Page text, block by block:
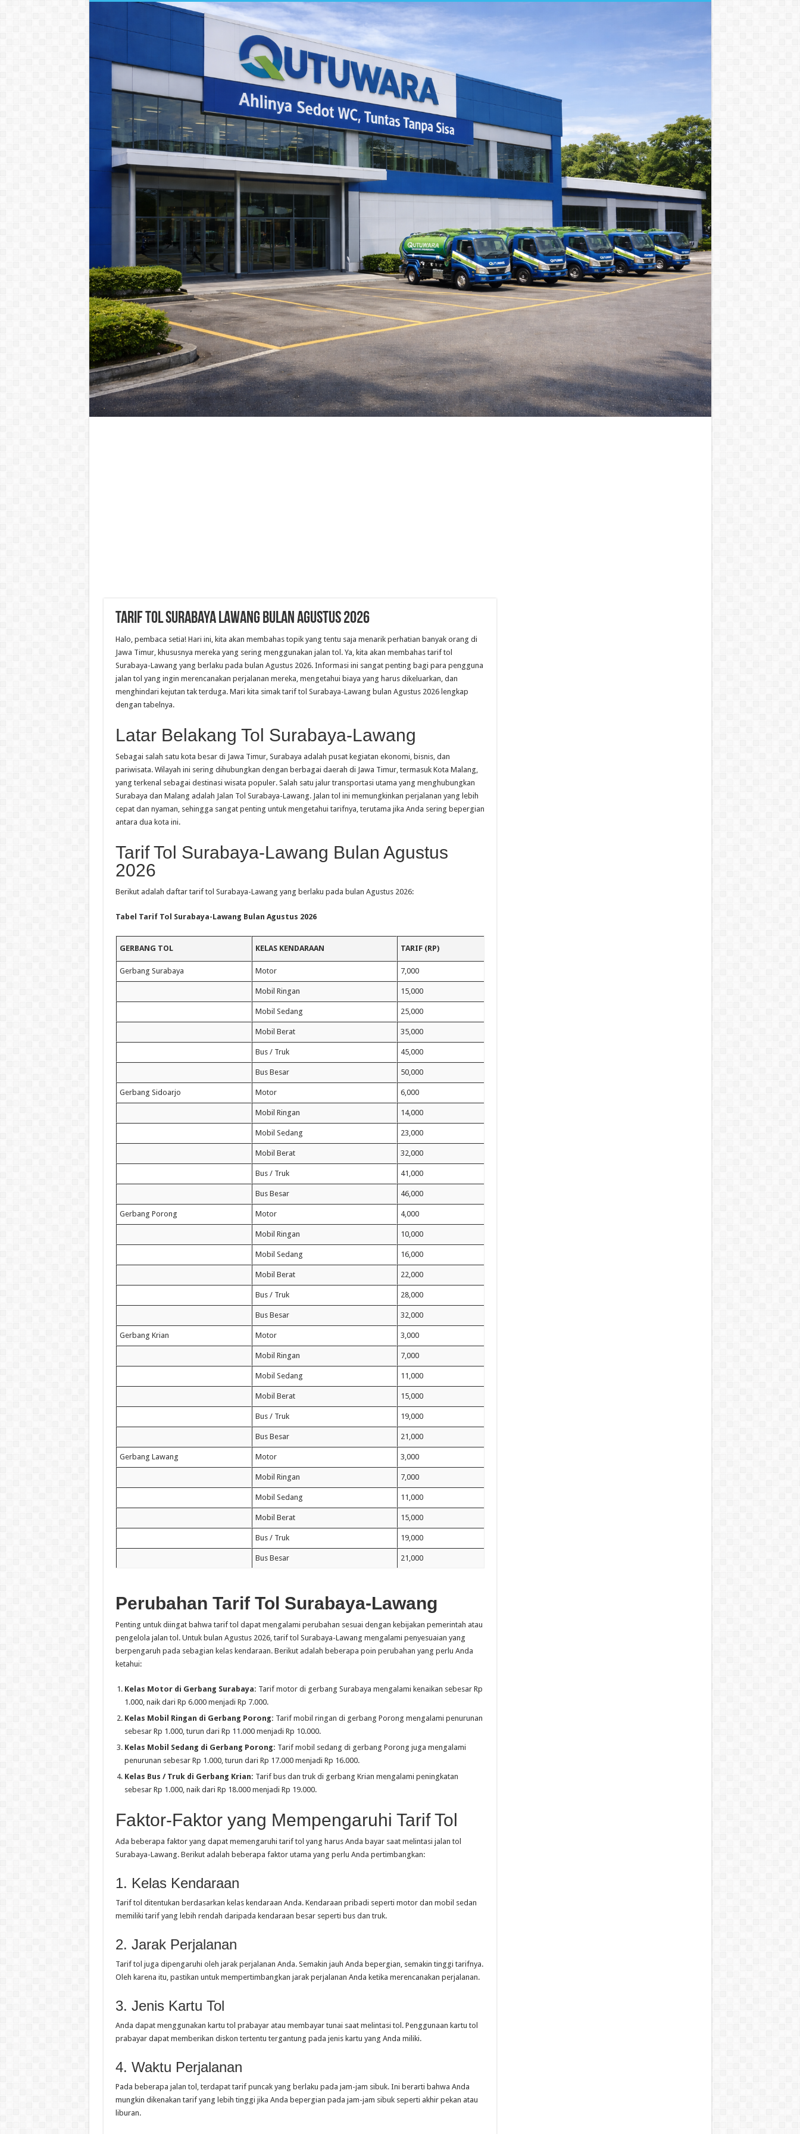
Tarif Tol Surabaya Lawang Bulan Agustus 2026
Halo, pembaca setia! Hari ini, kita akan membahas topik yang tentu saja menarik perhatian banyak orang di
Jawa Timur, khususnya mereka yang sering menggunakan jalan tol. Ya, kita akan membahas tarif tol
Surabaya-Lawang yang berlaku pada bulan Agustus 2026. Informasi ini sangat penting bagi para pengguna
jalan tol yang ingin merencanakan perjalanan mereka, mengetahui biaya yang harus dikeluarkan, dan
menghindari kejutan tak terduga. Mari kita simak tarif tol Surabaya-Lawang bulan Agustus 2026 lengkap
dengan tabelnya.
Latar Belakang Tol Surabaya-Lawang
Sebagai salah satu kota besar di Jawa Timur, Surabaya adalah pusat kegiatan ekonomi, bisnis, dan
pariwisata. Wilayah ini sering dihubungkan dengan berbagai daerah di Jawa Timur, termasuk Kota Malang,
yang terkenal sebagai destinasi wisata populer. Salah satu jalur transportasi utama yang menghubungkan
Surabaya dan Malang adalah Jalan Tol Surabaya-Lawang. Jalan tol ini memungkinkan perjalanan yang lebih
cepat dan nyaman, sehingga sangat penting untuk mengetahui tarifnya, terutama jika Anda sering bepergian
antara dua kota ini.
Tarif Tol Surabaya-Lawang Bulan Agustus
2026
Berikut adalah daftar tarif tol Surabaya-Lawang yang berlaku pada bulan Agustus 2026:
Tabel Tarif Tol Surabaya-Lawang Bulan Agustus 2026
GERBANG TOL KELAS KENDARAAN TARIF (RP)
Gerbang Surabaya Motor 7,000
Mobil Ringan 15,000
Mobil Sedang 25,000
Mobil Berat 35,000
Bus / Truk 45,000
Bus Besar 50,000
Gerbang Sidoarjo Motor 6,000
Mobil Ringan 14,000
Mobil Sedang 23,000
Mobil Berat 32,000
Bus / Truk 41,000
Bus Besar 46,000
Gerbang Porong Motor 4,000
Mobil Ringan 10,000
Mobil Sedang 16,000
Mobil Berat 22,000
Bus / Truk 28,000
Bus Besar 32,000
Gerbang Krian Motor 3,000
Mobil Ringan 7,000
Mobil Sedang 11,000
Mobil Berat 15,000
Bus / Truk 19,000
Bus Besar 21,000
Gerbang Lawang Motor 3,000
Mobil Ringan 7,000
Mobil Sedang 11,000
Mobil Berat 15,000
Bus / Truk 19,000
Bus Besar 21,000
Perubahan Tarif Tol Surabaya-Lawang
Penting untuk diingat bahwa tarif tol dapat mengalami perubahan sesuai dengan kebijakan pemerintah atau
pengelola jalan tol. Untuk bulan Agustus 2026, tarif tol Surabaya-Lawang mengalami penyesuaian yang
berpengaruh pada sebagian kelas kendaraan. Berikut adalah beberapa poin perubahan yang perlu Anda
ketahui:
Kelas Motor di Gerbang Surabaya: Tarif motor di gerbang Surabaya mengalami kenaikan sebesar Rp
1.000, naik dari Rp 6.000 menjadi Rp 7.000.
Kelas Mobil Ringan di Gerbang Porong: Tarif mobil ringan di gerbang Porong mengalami penurunan
sebesar Rp 1.000, turun dari Rp 11.000 menjadi Rp 10.000.
Kelas Mobil Sedang di Gerbang Porong: Tarif mobil sedang di gerbang Porong juga mengalami
penurunan sebesar Rp 1.000, turun dari Rp 17.000 menjadi Rp 16.000.
Kelas Bus / Truk di Gerbang Krian: Tarif bus dan truk di gerbang Krian mengalami peningkatan
sebesar Rp 1.000, naik dari Rp 18.000 menjadi Rp 19.000.
Faktor-Faktor yang Mempengaruhi Tarif Tol
Ada beberapa faktor yang dapat memengaruhi tarif tol yang harus Anda bayar saat melintasi jalan tol
Surabaya-Lawang. Berikut adalah beberapa faktor utama yang perlu Anda pertimbangkan:
1. Kelas Kendaraan
Tarif tol ditentukan berdasarkan kelas kendaraan Anda. Kendaraan pribadi seperti motor dan mobil sedan
memiliki tarif yang lebih rendah daripada kendaraan besar seperti bus dan truk.
2. Jarak Perjalanan
Tarif tol juga dipengaruhi oleh jarak perjalanan Anda. Semakin jauh Anda bepergian, semakin tinggi tarifnya.
Oleh karena itu, pastikan untuk mempertimbangkan jarak perjalanan Anda ketika merencanakan perjalanan.
3. Jenis Kartu Tol
Anda dapat menggunakan kartu tol prabayar atau membayar tunai saat melintasi tol. Penggunaan kartu tol
prabayar dapat memberikan diskon tertentu tergantung pada jenis kartu yang Anda miliki.
4. Waktu Perjalanan
Pada beberapa jalan tol, terdapat tarif puncak yang berlaku pada jam-jam sibuk. Ini berarti bahwa Anda
mungkin dikenakan tarif yang lebih tinggi jika Anda bepergian pada jam-jam sibuk seperti akhir pekan atau
liburan.